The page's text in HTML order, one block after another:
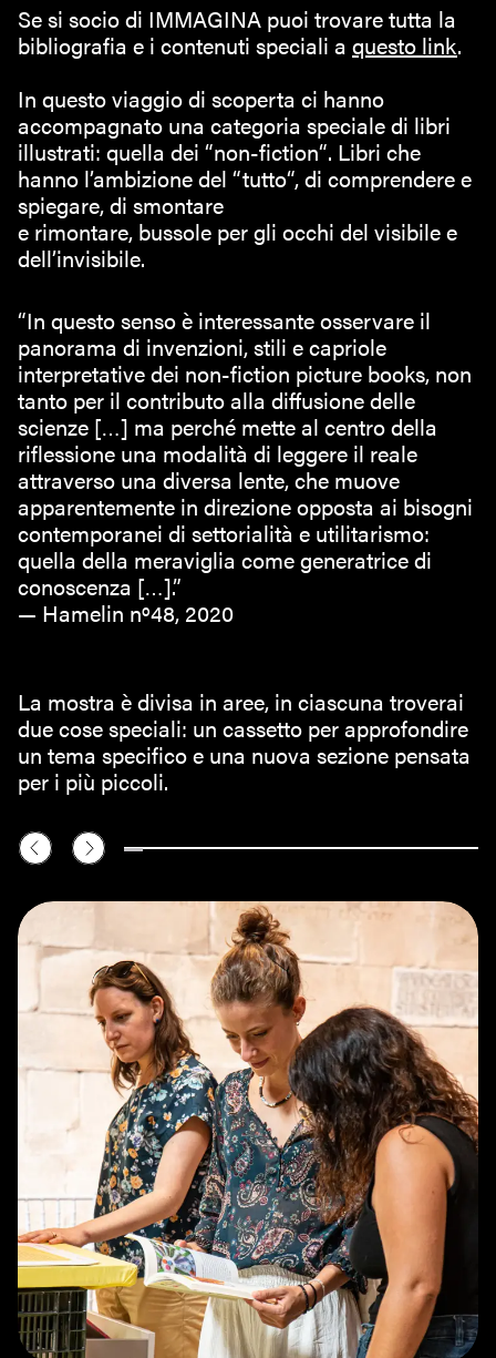
Se si socio di IMMAGINA puoi trovare tutta la
bibliografia e i contenuti speciali a questo link.
In questo viaggio di scoperta ci hanno
accompagnato una categoria speciale di libri
illustrati: quella dei “non-fiction“. Libri che
hanno l’ambizione del “tutto“, di comprendere e
spiegare, di smontare
e rimontare, bussole per gli occhi del visibile e
dell’invisibile.
“In questo senso è interessante osservare il
panorama di invenzioni, stili e capriole
interpretative dei non-fiction picture books, non
tanto per il contributo alla diffusione delle
scienze […] ma perché mette al centro della
riflessione una modalità di leggere il reale
attraverso una diversa lente, che muove
apparentemente in direzione opposta ai bisogni
contemporanei di settorialità e utilitarismo:
quella della meraviglia come generatrice di
conoscenza […].”
— Hamelin nº48, 2020
La mostra è divisa in aree, in ciascuna troverai
due cose speciali: un cassetto per approfondire
un tema specifico e una nuova sezione pensata
per i più piccoli.